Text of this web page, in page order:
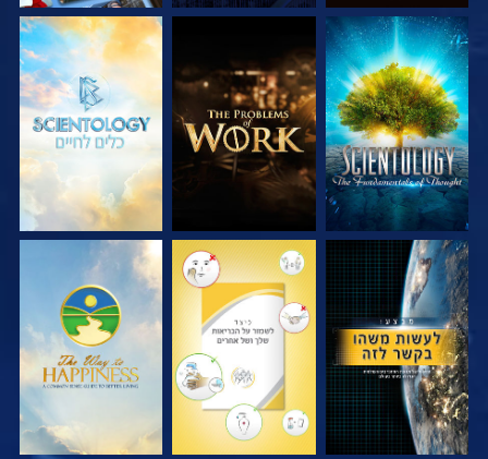
בדוק את הסדרה בדוק את הסדרה בדוק את הסדרה
צפה צפה